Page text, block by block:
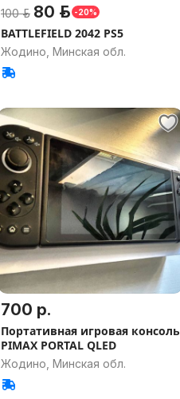
100 р. 80 р. -20%
BATTLEFIELD 2042 PS5
Жодино, Минская обл.
700 р.
Портативная игровая консоль
PIMAX PORTAL QLED
Жодино, Минская обл.